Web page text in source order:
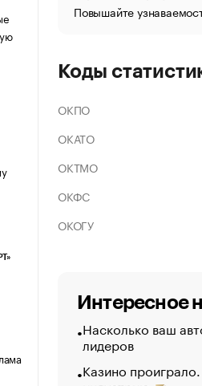
Повышайте
Коды
ОКПО
ОКАТО
ОКТМО
ОКФС
ОКОГУ
Интересное
Насколько ваш
лидеров
Казино